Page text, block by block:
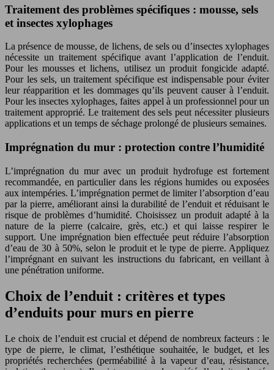
Traitement des problèmes spécifiques : mousse, sels
et insectes xylophages
La présence de mousse, de lichens, de sels ou d’insectes xylophages
nécessite un traitement spécifique avant l’application de l’enduit.
Pour les mousses et lichens, utilisez un produit fongicide adapté.
Pour les sels, un traitement spécifique est indispensable pour éviter
leur réapparition et les dommages qu’ils peuvent causer à l’enduit.
Pour les insectes xylophages, faites appel à un professionnel pour un
traitement approprié. Le traitement des sels peut nécessiter plusieurs
applications et un temps de séchage prolongé de plusieurs semaines.
Imprégnation du mur : protection contre l’humidité
L’imprégnation du mur avec un produit hydrofuge est fortement
recommandée, en particulier dans les régions humides ou exposées
aux intempéries. L’imprégnation permet de limiter l’absorption d’eau
par la pierre, améliorant ainsi la durabilité de l’enduit et réduisant le
risque de problèmes d’humidité. Choisissez un produit adapté à la
nature de la pierre (calcaire, grès, etc.) et qui laisse respirer le
support. Une imprégnation bien effectuée peut réduire l’absorption
d’eau de 30 à 50%, selon le produit et le type de pierre. Appliquez
l’imprégnant en suivant les instructions du fabricant, en veillant à
une pénétration uniforme.
Choix de l’enduit : critères et types
d’enduits pour murs en pierre
Le choix de l’enduit est crucial et dépend de nombreux facteurs : le
type de pierre, le climat, l’esthétique souhaitée, le budget, et les
propriétés recherchées (perméabilité à la vapeur d’eau, résistance,